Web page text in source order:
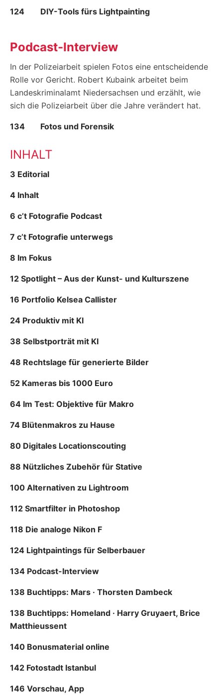
DIY-Tools fürs Lightpainting
124
Podcast-Interview
In der Polizeiarbeit spielen Fotos eine entscheidende
Rolle vor Gericht. Robert Kubaink arbeitet beim
Landeskriminalamt Niedersachsen und erzählt, wie
sich die Polizeiarbeit über die Jahre verändert hat.
Fotos und Forensik
134
INHALT
3 Editorial
4 Inhalt
6 c’t Fotografie Podcast
7 c’t Fotografie unterwegs
8 Im Fokus
12 Spotlight – Aus der Kunst- und Kulturszene
16 Portfolio Kelsea Callister
24 Produktiv mit KI
38 Selbstporträt mit KI
48 Rechtslage für generierte Bilder
52 Kameras bis 1000 Euro
64 Im Test: Objektive für Makro
74 Blütenmakros zu Hause
80 Digitales Locationscouting
88 Nützliches Zubehör für Stative
100 Alternativen zu Lightroom
112 Smartfilter in Photoshop
118 Die analoge Nikon F
124 Lightpaintings für Selberbauer
134 Podcast-Interview
138 Buchtipps: Mars · Thorsten Dambeck
138 Buchtipps: Homeland · Harry Gruyaert, Brice
Matthieussent
140 Bonusmaterial online
142 Fotostadt Istanbul
146 Vorschau, App